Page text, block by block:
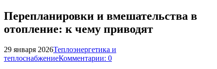
Перепланировки и вмешательства в
отопление: к чему приводят
29 января 2026Теплоэнергетика и
теплоснабжениеКомментарии: 0